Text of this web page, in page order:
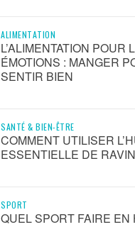
ALIMENTATION
L’ALIMENTATION POUR
ÉMOTIONS : MANGER
SENTIR BIEN
SANTÉ & BIEN-ÊTRE
COMMENT UTILISER
ESSENTIELLE DE
SPORT
QUEL SPORT FAIRE EN